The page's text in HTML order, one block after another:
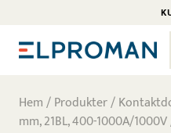
Hem/Produkter/
mm, 21BL, 400-1000A/1000V